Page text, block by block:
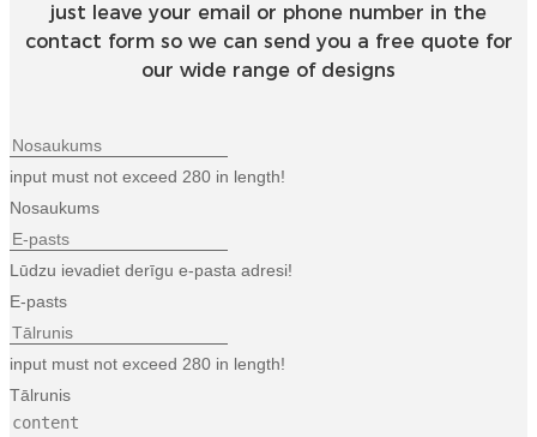
Esperanto
Hmong
just leave your email or phone number in the
contact form so we can send you a free quote for
our wide range of designs
input must not exceed 280 in length!
Nosaukums
Lūdzu ievadiet derīgu e-pasta adresi!
E-pasts
input must not exceed 280 in length!
Tālrunis